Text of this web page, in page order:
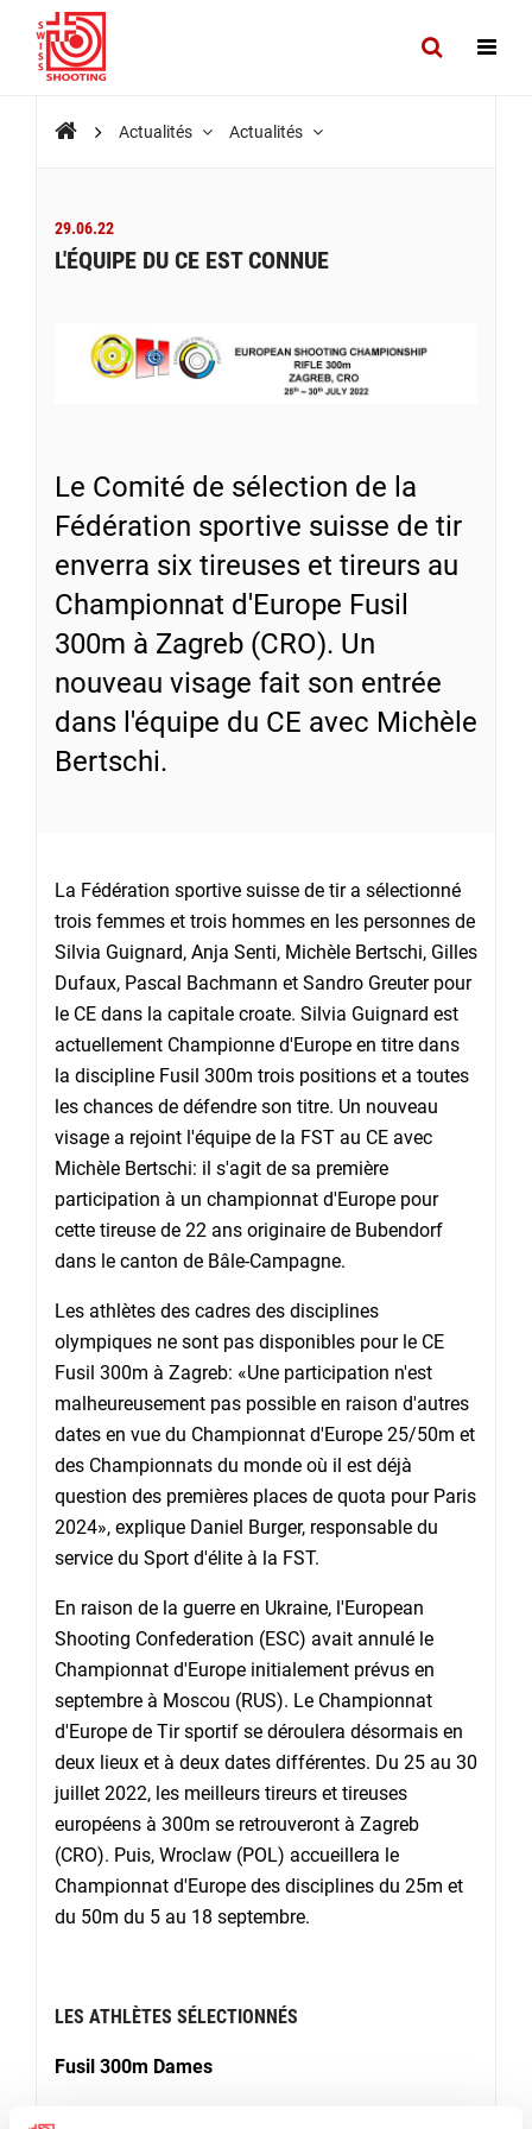
Actualités Actualités
29.06.22
L'ÉQUIPE DU CE EST CONNUE
Le Comité de sélection de la
Fédération sportive suisse de tir
enverra six tireuses et tireurs au
Championnat d'Europe Fusil
300m à Zagreb (CRO). Un
nouveau visage fait son entrée
dans l'équipe du CE avec Michèle
Bertschi.
La Fédération sportive suisse de tir a sélectionné
trois femmes et trois hommes en les personnes de
Silvia Guignard, Anja Senti, Michèle Bertschi, Gilles
Dufaux, Pascal Bachmann et Sandro Greuter pour
le CE dans la capitale croate. Silvia Guignard est
actuellement Championne d'Europe en titre dans
la discipline Fusil 300m trois positions et a toutes
les chances de défendre son titre. Un nouveau
visage a rejoint l'équipe de la FST au CE avec
Michèle Bertschi: il s'agit de sa première
participation à un championnat d'Europe pour
cette tireuse de 22 ans originaire de Bubendorf
dans le canton de Bâle-Campagne.
Les athlètes des cadres des disciplines
olympiques ne sont pas disponibles pour le CE
Fusil 300m à Zagreb: «Une participation n'est
malheureusement pas possible en raison d'autres
dates en vue du Championnat d'Europe 25/50m et
des Championnats du monde où il est déjà
question des premières places de quota pour Paris
2024», explique Daniel Burger, responsable du
service du Sport d'élite à la FST.
En raison de la guerre en Ukraine, l'European
Shooting Confederation (ESC) avait annulé le
Championnat d'Europe initialement prévus en
septembre à Moscou (RUS). Le Championnat
d'Europe de Tir sportif se déroulera désormais en
deux lieux et à deux dates différentes. Du 25 au 30
juillet 2022, les meilleurs tireurs et tireuses
européens à 300m se retrouveront à Zagreb
(CRO). Puis, Wroclaw (POL) accueillera le
Championnat d'Europe des disciplines du 25m et
du 50m du 5 au 18 septembre.
LES ATHLÈTES SÉLECTIONNÉS
Fusil 300m Dames